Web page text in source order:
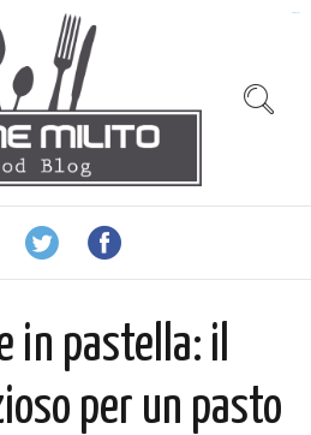
in pastella: il
per un pasto